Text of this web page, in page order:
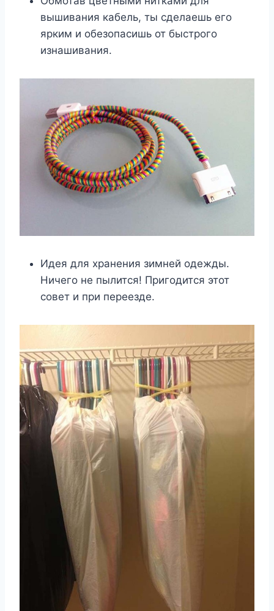
вышивания кабель, ты сделаешь его
ярким и обезопасишь от быстрого
изнашивания.
Идея для хранения зимней одежды.
Ничего не пылится! Пригодится этот
совет и при переезде.